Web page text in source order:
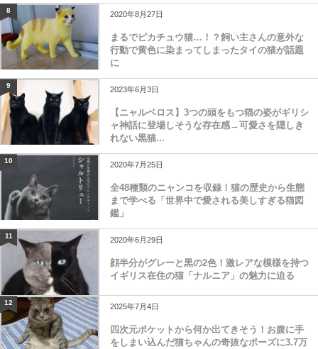
8 2020年8月27日
まるでピカチュウ猫…！？飼い主さんの意外な
行動で黄色に染まってしまったタイの猫が話題
に
9 2023年6月3日
【ニャルベロス】3つの頭をもつ猫の姿がギリシ
ャ神話に登場しそうな存在感→可愛さを隠しき
れない黒猫...
10 2020年7月25日
全48種類のニャンコを収録！猫の歴史から生態
まで学べる「世界中で愛される美しすぎる猫図
鑑」
11 2020年6月29日
顔半分がグレーと黒の2色！激レアな模様を持つ
イギリス在住の猫「ナルニア」の魅力に迫る
12 2025年7月4日
四次元ポケットから何か出てきそう！お腹に手
をしまい込んだ猫ちゃんの奇抜なポーズに3.7万